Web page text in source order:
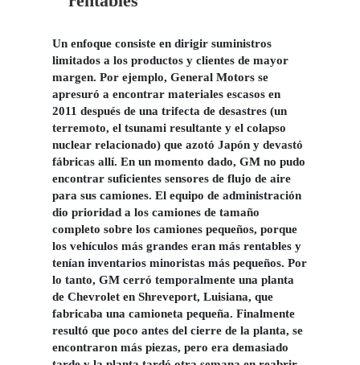
Un enfoque consiste en dirigir suministros
limitados a los productos y clientes de mayor
margen. Por ejemplo, General Motors se
apresuró a encontrar materiales escasos en
2011 después de una trifecta de desastres (un
terremoto, el tsunami resultante y el colapso
nuclear relacionado) que azotó Japón y devastó
fábricas allí. En un momento dado, GM no pudo
encontrar suficientes sensores de flujo de aire
para sus camiones. El equipo de administración
dio prioridad a los camiones de tamaño
completo sobre los camiones pequeños, porque
los vehículos más grandes eran más rentables y
tenían inventarios minoristas más pequeños. Por
lo tanto, GM cerró temporalmente una planta
de Chevrolet en Shreveport, Luisiana, que
fabricaba una camioneta pequeña. Finalmente
resultó que poco antes del cierre de la planta, se
encontraron más piezas, pero era demasiado